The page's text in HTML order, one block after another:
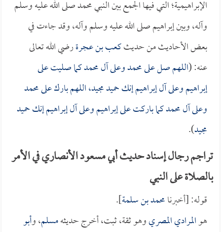
الإبراهيمية؛ التي فيها الجمع بين النبي محمد صلى الله عليه وسلم
وآله، وبين إبراهيم صلى الله عليه وسلم وآله، وقد جاءت في
بعض الأحاديث من حديثكعب بن عجرةرضي الله تعالى
عنه: (اللهم صل على محمد وعلى آل محمد كما صليت على
إبراهيم وعلى آل إبراهيم إنك حميد مجيد، اللهم بارك على محمد
وعلى آل محمد كما باركت على إبراهيم وعلى آل إبراهيم إنك حميد
مجيد).
تراجم رجال إسناد حديث أبي مسعود الأنصاري في الأمر
بالصلاة على النبي
قوله: [أخبرنامحمد بن سلمة].
هوالمرادي المصريوهو ثقة، ثبت، أخرج حديثهمسلم، وأبو